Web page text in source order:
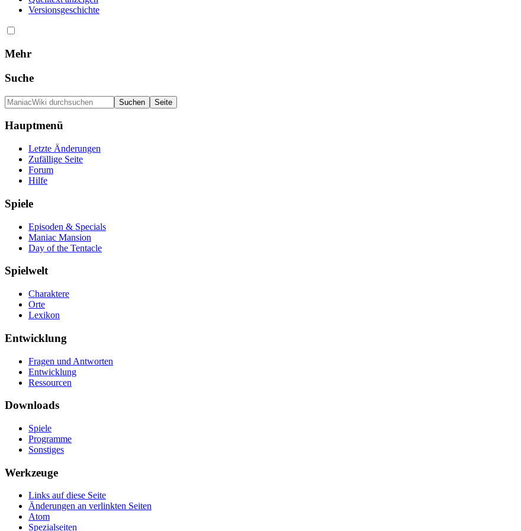
Versionsgeschichte
Mehr
Suche
Hauptmenü
Letzte Änderungen
Zufällige Seite
Forum
Hilfe
Spiele
Episoden & Specials
Maniac Mansion
Day of the Tentacle
Spielwelt
Charaktere
Orte
Lexikon
Entwicklung
Fragen und Antworten
Entwicklung
Ressourcen
Downloads
Spiele
Programme
Sonstiges
Werkzeuge
Links auf diese Seite
Änderungen an verlinkten Seiten
Atom
Spezialseiten